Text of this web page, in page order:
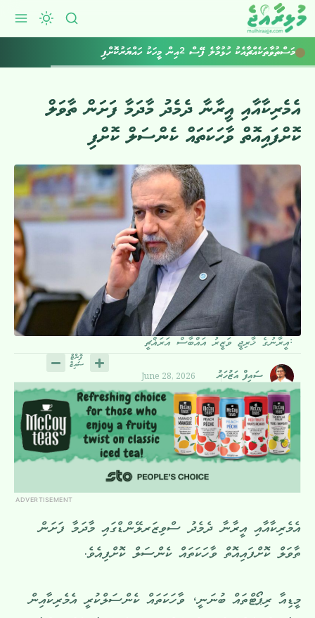
މަސްތުވާތަކެއްޗާއެކު ހުޅުމާލެ ފޭސް 2އިން މީހަކު ހައްޔަރުކޮށްފި
އެމެރިކާއާއި އީރާނާ ދެމެދު މާދަމާ ފަށަން ތާވަލް
ކޮށްފައިއޮތް ވާހަކަތައް ކެންސަލް ކޮށްފި
އީރާނުގެ ޚާރިޖީ ވަޒީރު އައްބާސް އަރަޣްޗީ:
ސައިފް އަޒުހަރު June 28, 2026
ADVERTISEMENT
އެމެރިކާއާއި އީރާނާ ދެމެދު ސްވިޒަރލޭންޑްގައި މާދަމާ ފަށަން
ތާވަލް ކޮށްފައިއޮތް ވާހަކަތައް ކެންސަލް ކޮށްފިއެވެ.
މީޑިއާ ރިޕޯޓްތައް ބުނަނީ، ވާހަކަތައް ކެންސަލްކުރީ އެމެރިކާއިން